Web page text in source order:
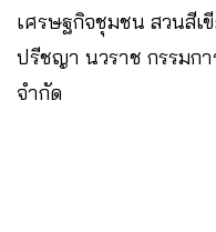
เศรษฐกิจชุมชน สวนสีเ
ปรีชญา นวราช กรรมก
จำกัด